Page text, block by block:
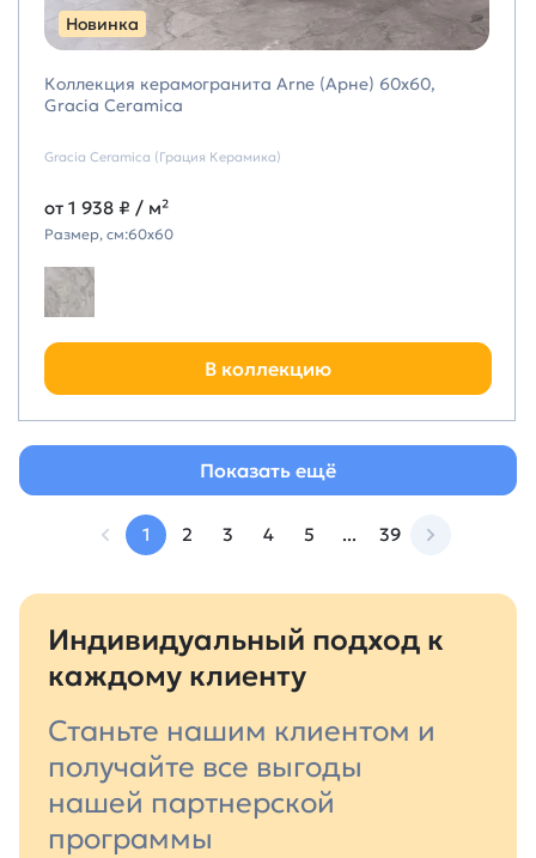
Новинка
Коллекция керамогранита Arne (Арне) 60х60,
Gracia Ceramica
Gracia Ceramica (Грация Керамика)
от 1 938 ₽ / м²
Размер, см:60х60
В коллекцию
Показать ещё
1 2 3 4 5 ... 39
Индивидуальный подход к
каждому клиенту
Станьте нашим клиентом и
получайте все выгоды
нашей партнерской
программы